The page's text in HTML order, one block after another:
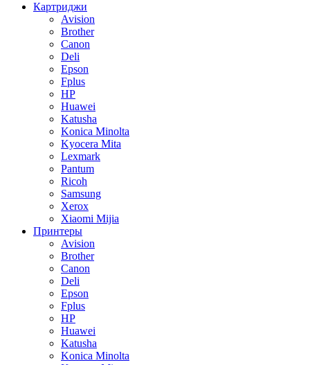
Картриджи
Avision
Brother
Canon
Deli
Epson
Fplus
HP
Huawei
Katusha
Konica Minolta
Kyocera Mita
Lexmark
Pantum
Ricoh
Samsung
Xerox
Xiaomi Mijia
Принтеры
Avision
Brother
Canon
Deli
Epson
Fplus
HP
Huawei
Katusha
Konica Minolta